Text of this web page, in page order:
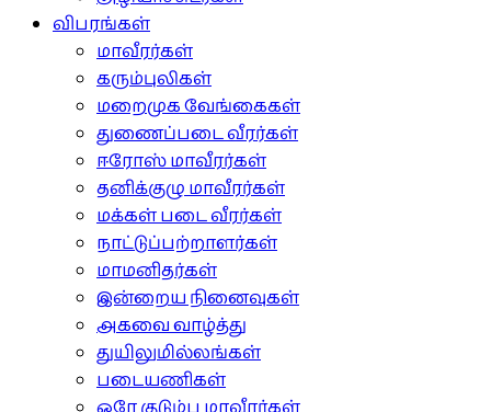
விபரங்கள்
மாவீரர்கள்
கரும்புலிகள்
மறைமுக வேங்கைகள்
துணைப்படை வீரர்கள்
ஈரோஸ் மாவீரர்கள்
தனிக்குழு மாவீரர்கள்
மக்கள் படை வீரர்கள்
நாட்டுப்பற்றாளர்கள்
மாமனிதர்கள்
இன்றைய நினைவுகள்
அகவை வாழ்த்து
துயிலுமில்லங்கள்
படையணிகள்